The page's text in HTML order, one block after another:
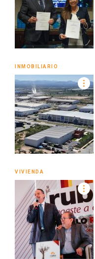
INMOBILIARIO
VIVIENDA